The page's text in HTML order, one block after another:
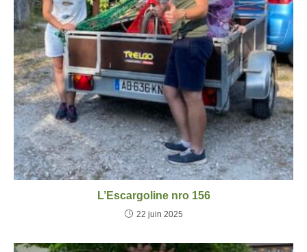
L’Escargoline nro 156
22 juin 2025